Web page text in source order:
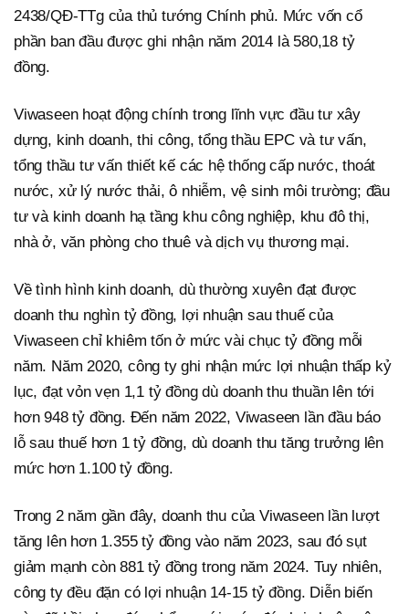
2438/QĐ-TTg của thủ tướng Chính phủ. Mức vốn cổ
phần ban đầu được ghi nhận năm 2014 là 580,18 tỷ
đồng.
Viwaseen hoạt động chính trong lĩnh vực đầu tư xây
dựng, kinh doanh, thi công, tổng thầu EPC và tư vấn,
tổng thầu tư vấn thiết kế các hệ thống cấp nước, thoát
nước, xử lý nước thải, ô nhiễm, vệ sinh môi trường; đầu
tư và kinh doanh hạ tầng khu công nghiệp, khu đô thị,
nhà ở, văn phòng cho thuê và dịch vụ thương mại.
Về tình hình kinh doanh, dù thường xuyên đạt được
doanh thu nghìn tỷ đồng, lợi nhuận sau thuế của
Viwaseen chỉ khiêm tốn ở mức vài chục tỷ đồng mỗi
năm. Năm 2020, công ty ghi nhận mức lợi nhuận thấp kỷ
lục, đạt vỏn vẹn 1,1 tỷ đồng dù doanh thu thuần lên tới
hơn 948 tỷ đồng. Đến năm 2022, Viwaseen lần đầu báo
lỗ sau thuế hơn 1 tỷ đồng, dù doanh thu tăng trưởng lên
mức hơn 1.100 tỷ đồng.
Trong 2 năm gần đây, doanh thu của Viwaseen lần lượt
tăng lên hơn 1.355 tỷ đồng vào năm 2023, sau đó sụt
giảm mạnh còn 881 tỷ đồng trong năm 2024. Tuy nhiên,
công ty đều đặn có lợi nhuận 14-15 tỷ đồng. Diễn biến